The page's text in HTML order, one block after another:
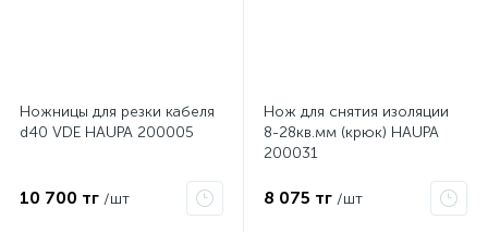
Ножницы для резки кабеля
d40 VDE HAUPA 200005
10 700 тг /шт
Нож для снятия изоляции
8-28кв.мм (крюк) HAUPA
200031
8 075 тг /шт